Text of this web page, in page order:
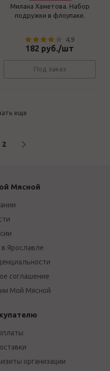
Милана Хаметова. Набор
подружки в флоупаке.
4,9
182 руб./шт
Под заказ
еще
2
Мясной
Ярославле
соглашение
Мой Мясной
организации